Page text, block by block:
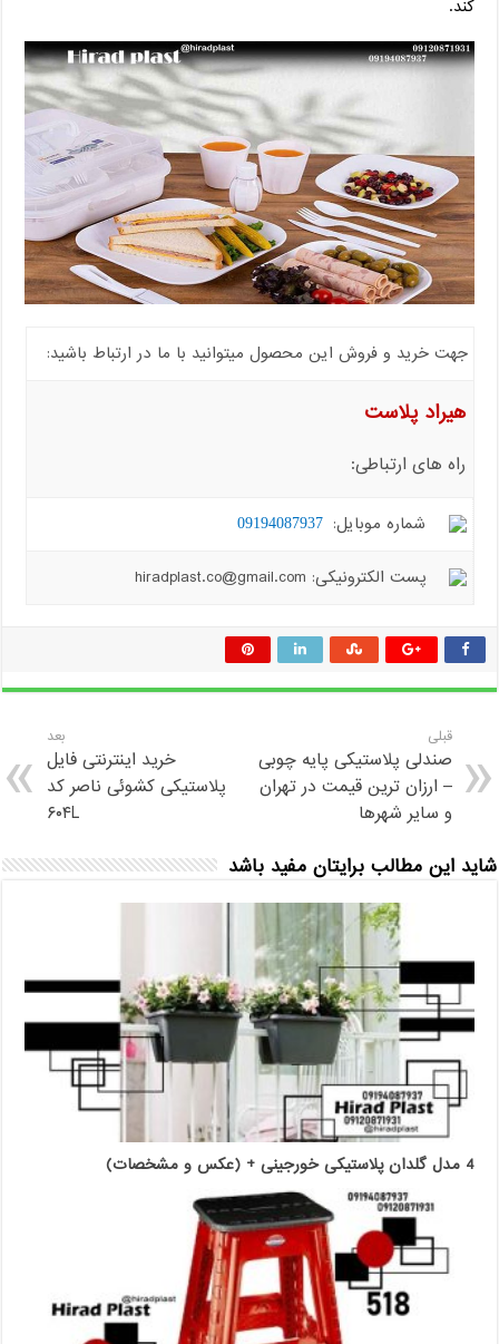
کند.
جهت خرید و فروش این محصول میتوانید با ما در ارتباط باشید:
هیراد پلاست
راه های ارتباطی:
شماره موبایل: 09194087937
پست الکترونیکی: hiradplast.co@gmail.com
قبلی
صندلی پلاستیکی پایه چوبی
– ارزان ترین قیمت در تهران
و سایر شهرها
بعد
خرید اینترنتی فایل
پلاستیکی کشوئی ناصر کد
۶۰۴L
شاید این مطالب برایتان مفید باشد
4 مدل گلدان پلاستیکی خورجینی + (عکس و مشخصات)